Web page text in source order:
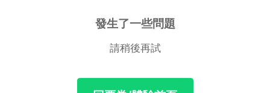
發生了一些問題
請稍後再試